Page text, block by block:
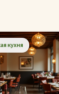
кухня